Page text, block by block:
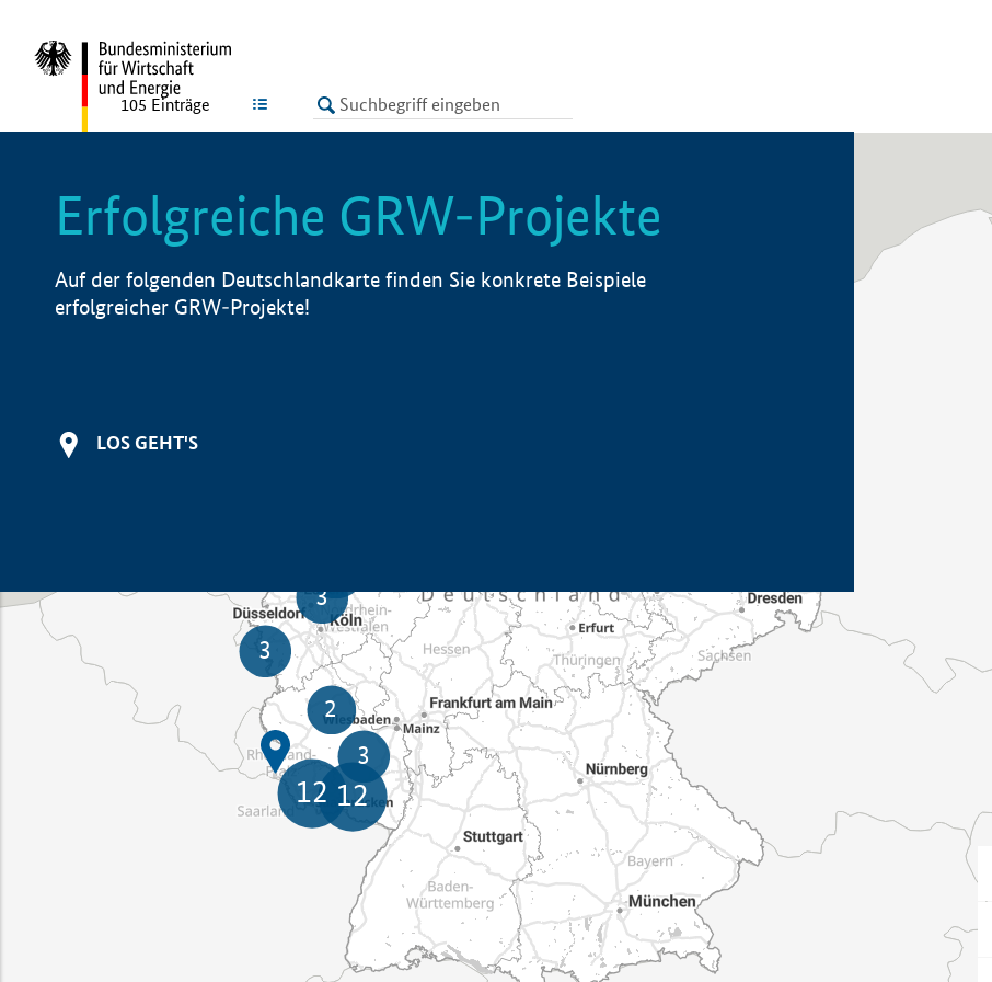
LISTE
105 Einträge
Erfolgreiche GRW-Projekte
Auf der folgenden Deutschlandkarte finden Sie konkrete Beispiele
erfolgreicher GRW-Projekte!
LOS GEHT'S